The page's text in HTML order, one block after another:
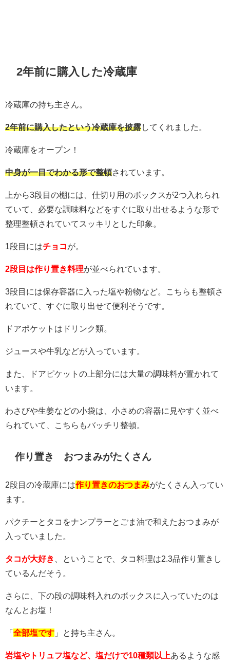
2年前に購入した冷蔵庫
冷蔵庫の持ち主さん。
2年前に購入したという冷蔵庫を披露してくれました。
冷蔵庫をオープン！
中身が一目でわかる形で整頓されています。
上から3段目の棚には、仕切り用のボックスが2つ入れられ
ていて、必要な調味料などをすぐに取り出せるような形で
整理整頓されていてスッキリとした印象。
1段目にはチョコが。
2段目は作り置き料理が並べられています。
3段目には保存容器に入った塩や粉物など。こちらも整頓さ
れていて、すぐに取り出せて便利そうです。
ドアポケットはドリンク類。
ジュースや牛乳などが入っています。
また、ドアピケットの上部分には大量の調味料が置かれて
います。
わさびや生姜などの小袋は、小さめの容器に見やすく並べ
られていて、こちらもバッチリ整頓。
作り置き おつまみがたくさん
2段目の冷蔵庫には作り置きのおつまみがたくさん入ってい
ます。
パクチーとタコをナンプラーとごま油で和えたおつまみが
入っていました。
タコが大好き
、ということで、タコ料理は2.3品作り置きし
ているんだそう。
さらに、下の段の調味料入れのボックスに入っていたのは
なんとお塩！
「 全部塩です 」と持ち主さん。
岩塩やトリュフ塩など、塩だけで10種類以上あるような感